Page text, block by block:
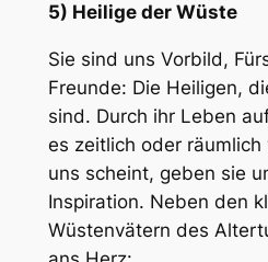
5) Heilige der Wüste
Sie sind uns Vorbild,
Freunde: Die Heiligen,
sind. Durch ihr Leben
es zeitlich oder
uns scheint, geben sie
Inspiration. Neben den
Wüstenvätern des